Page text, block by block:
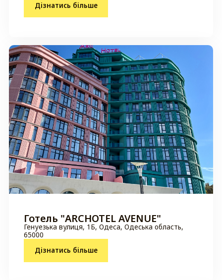
Дізнатись більше
Готель "ARCHOTEL AVENUE"
Генуезька вулиця, 1Б, Одеса, Одеська область,
65000
Дізнатись більше